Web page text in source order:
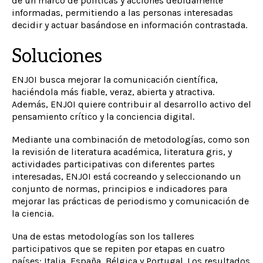
informadas, permitiendo a las personas interesadas
decidir y actuar basándose en información contrastada.
Soluciones
ENJOI busca mejorar la comunicación científica,
haciéndola más fiable, veraz, abierta y atractiva.
Además, ENJOI quiere contribuir al desarrollo activo del
pensamiento crítico y la conciencia digital.
Mediante una combinación de metodologías, como son
la revisión de literatura académica, literatura gris, y
actividades participativas con diferentes partes
interesadas, ENJOI está cocreando y seleccionando un
conjunto de normas, principios e indicadores para
mejorar las prácticas de periodismo y comunicación de
la ciencia.
Una de estas metodologías son los talleres
participativos que se repiten por etapas en cuatro